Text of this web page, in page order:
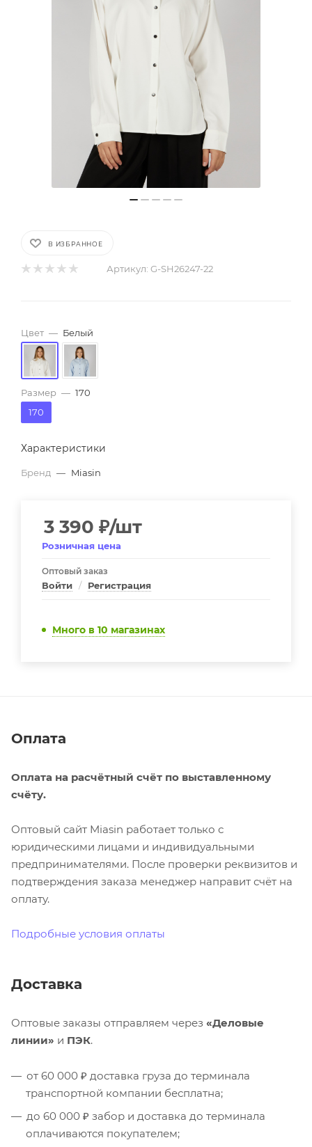
В ИЗБРАННОЕ
Артикул: G-SH26247-22
Цвет — Белый
Размер — 170
170
Характеристики
Бренд — Miasin
3 390 ₽/шт
Розничная цена
Оптовый заказ
Войти / Регистрация
Много в 10 магазинах
Оплата
Оплата на расчётный счёт по выставленному
счёту.
Оптовый сайт Miasin работает только с
юридическими лицами и индивидуальными
предпринимателями. После проверки реквизитов и
подтверждения заказа менеджер направит счёт на
оплату.
Подробные условия оплаты
Доставка
Оптовые заказы отправляем через «Деловые
линии» и ПЭК.
от 60 000 ₽ доставка груза до терминала
транспортной компании бесплатна;
до 60 000 ₽ забор и доставка до терминала
оплачиваются покупателем;